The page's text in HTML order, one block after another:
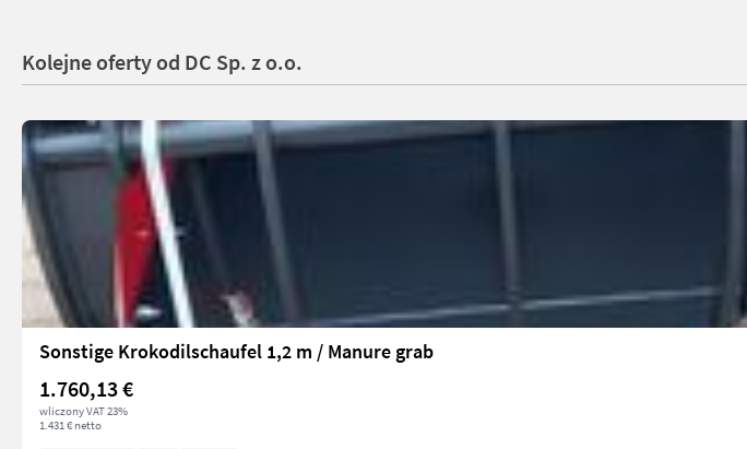
Kolejne oferty od DC Sp. z o.o.
Sonstige Krokodilschaufel 1,2 m / Manure grab
1.760,13 €
wliczony VAT 23%
1.431 € netto